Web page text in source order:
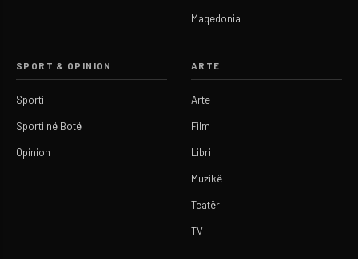
Maqedonia
SPORT & OPINION
Sporti
Sporti në Botë
Opinion
ARTE
Arte
Film
Libri
Muzikë
Teatër
TV